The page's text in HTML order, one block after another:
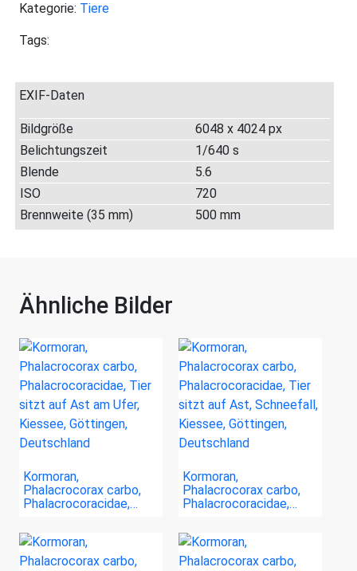
Kategorie: Tiere
Tags:
EXIF-Daten
Bildgröße
6048 x 4024 px
Belichtungszeit
1/640 s
Blende
5.6
ISO
720
Brennweite (35 mm)
500 mm
Ähnliche Bilder
Kormoran,
Phalacrocorax carbo,
Phalacrocoracidae,…
Kormoran,
Phalacrocorax carbo,
Phalacrocoracidae,…